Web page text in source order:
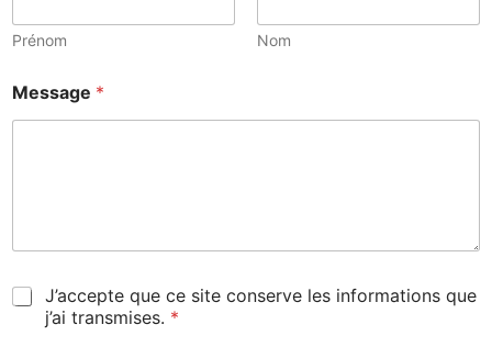
Prénom Nom
Message *
A
J’accepte que ce site conserve les informations que
j’ai transmises. *